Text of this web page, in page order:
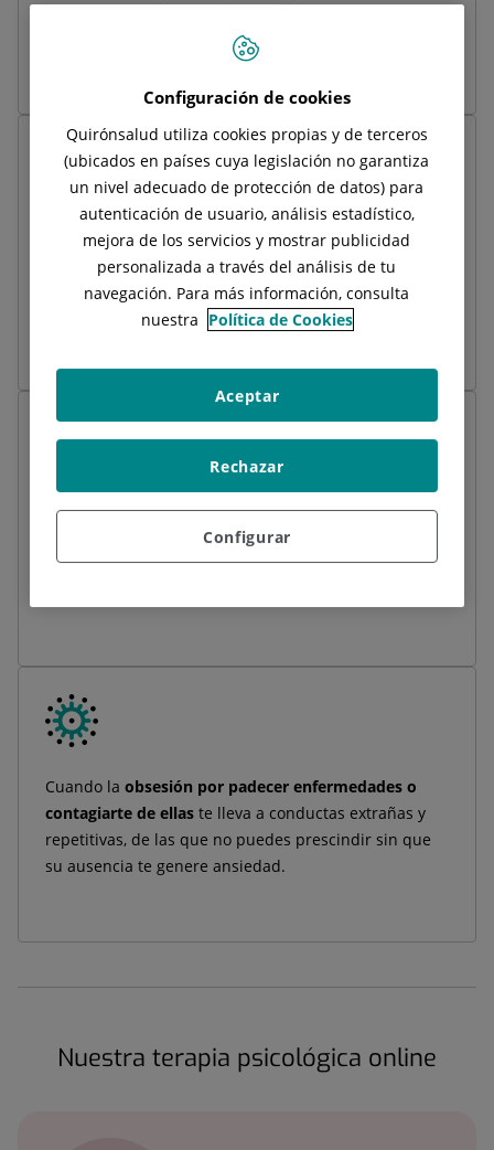
contigo y comienzas aasumir que todo te sale maly
que las cosas no van a cambiar.
Cuando tengas miedo de salir a la calle, relacionarte,
estar en sitios cerrados, viajar…, y ello te impide
desarrollar tus habilidades y disfrutar de lo que te
Cuando tengas síntomas comotaquicardias,
palpitaciones, insomnio, problemas digestivos
otros, que puedas relacionar con situaciones de
Cuando la obsesión por padecer enfermedades o
contagiarte de ellas te lleva a conductas extrañas y
repetitivas, de las que no puedes prescindir sin que
su ausencia te genere ansiedad.
Nuestra terapia psicológica online
Configuración de cookies
Quirónsalud utiliza cookies propias y de terceros
(ubicados en países cuya legislación no garantiza
un nivel adecuado de protección de datos) para
autenticación de usuario, análisis estadístico,
mejora de los servicios y mostrar publicidad
personalizada a través del análisis de tu
navegación. Para más información, consulta
nuestra Política de Cookies
Configurar
Rechazar
Aceptar